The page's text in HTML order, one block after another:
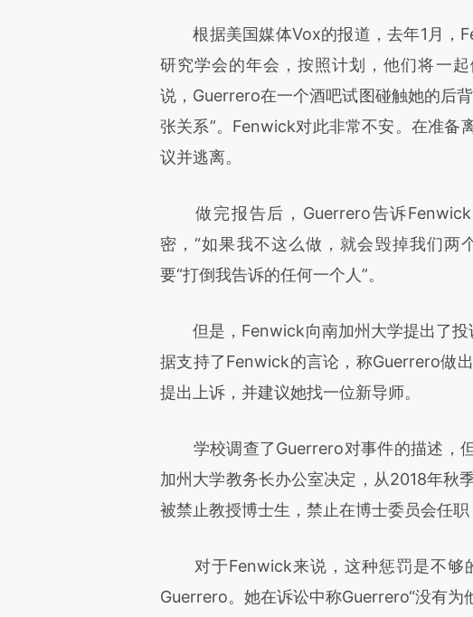
根据美国媒体Vox的报道，去年1月，
研究学会的年会，按照计划，他们将一
说，Guerrero在一个酒吧试图碰触她的后
张关系”。Fenwick对此非常不安。在准
议并逃离。
做完报告后，Guerrero告诉Fenwick
密，“如果我不这么做，就会毁掉我们两
要“打倒我告诉的任何一个人”。
但是，Fenwick向南加州大学提出了投
据支持了Fenwick的言论，称Guerrero做
提出上诉，并建议她找一位新导师。
学校调查了Guerrero对事件的描述，
加州大学教务长办公室决定，从2018年秋
被禁止教授博士生，禁止在博士委员会任职
对于Fenwick来说，这种惩罚是不够
Guerrero。她在诉讼中称Guerrero“没有为